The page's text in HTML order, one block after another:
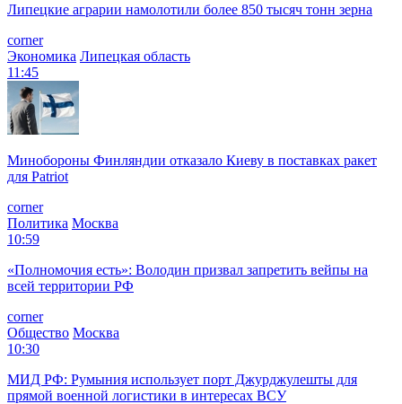
Липецкие аграрии намолотили более 850 тысяч тонн зерна
corner
Экономика Липецкая область
11:45
Минобороны Финляндии отказало Киеву в поставках ракет
для Patriot
corner
Политика Москва
10:59
«Полномочия есть»: Володин призвал запретить вейпы на
всей территории РФ
corner
Общество Москва
10:30
МИД РФ: Румыния использует порт Джурджулешты для
прямой военной логистики в интересах ВСУ